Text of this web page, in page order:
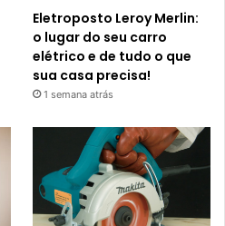
Eletroposto Leroy Merlin:
o lugar do seu carro
elétrico e de tudo o que
sua casa precisa!
1 semana atrás